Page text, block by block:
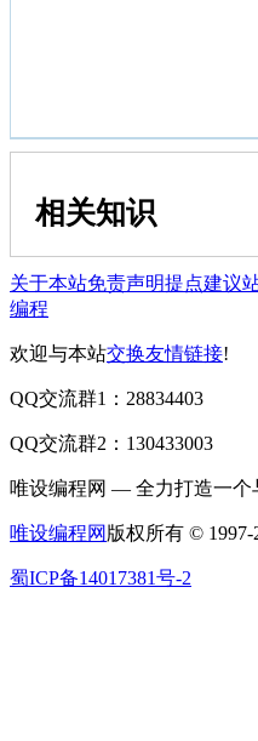
相关知识
关于本站免责声明提点建议
编程
欢迎与本站交换友情链接!
QQ交流群1：28834403
QQ交流群2：130433003
唯设编程网 — 全力打造一个
唯设编程网 版权所有 © 1997-
蜀ICP备14017381号-2